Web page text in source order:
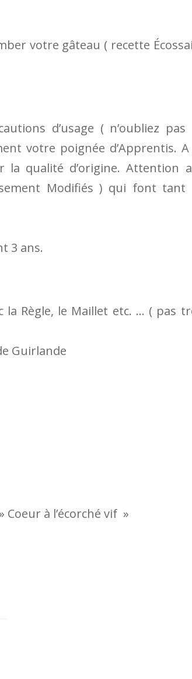
votre gâteau ( recette
d’usage ( n’oubliez pas
votre poignée d’Apprentis. A
qualité d’origine. Attention
Modifiés ) qui font tant
3 ans.
Règle, le Maillet etc. … ( pas
Guirlande
à l’écorché vif »